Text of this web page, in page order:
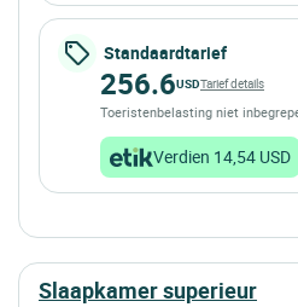
Standaardtarief
256.6USDTarief details
Toeristenbelasting niet
Verdien 14,54 USD
slaapkamer superieur